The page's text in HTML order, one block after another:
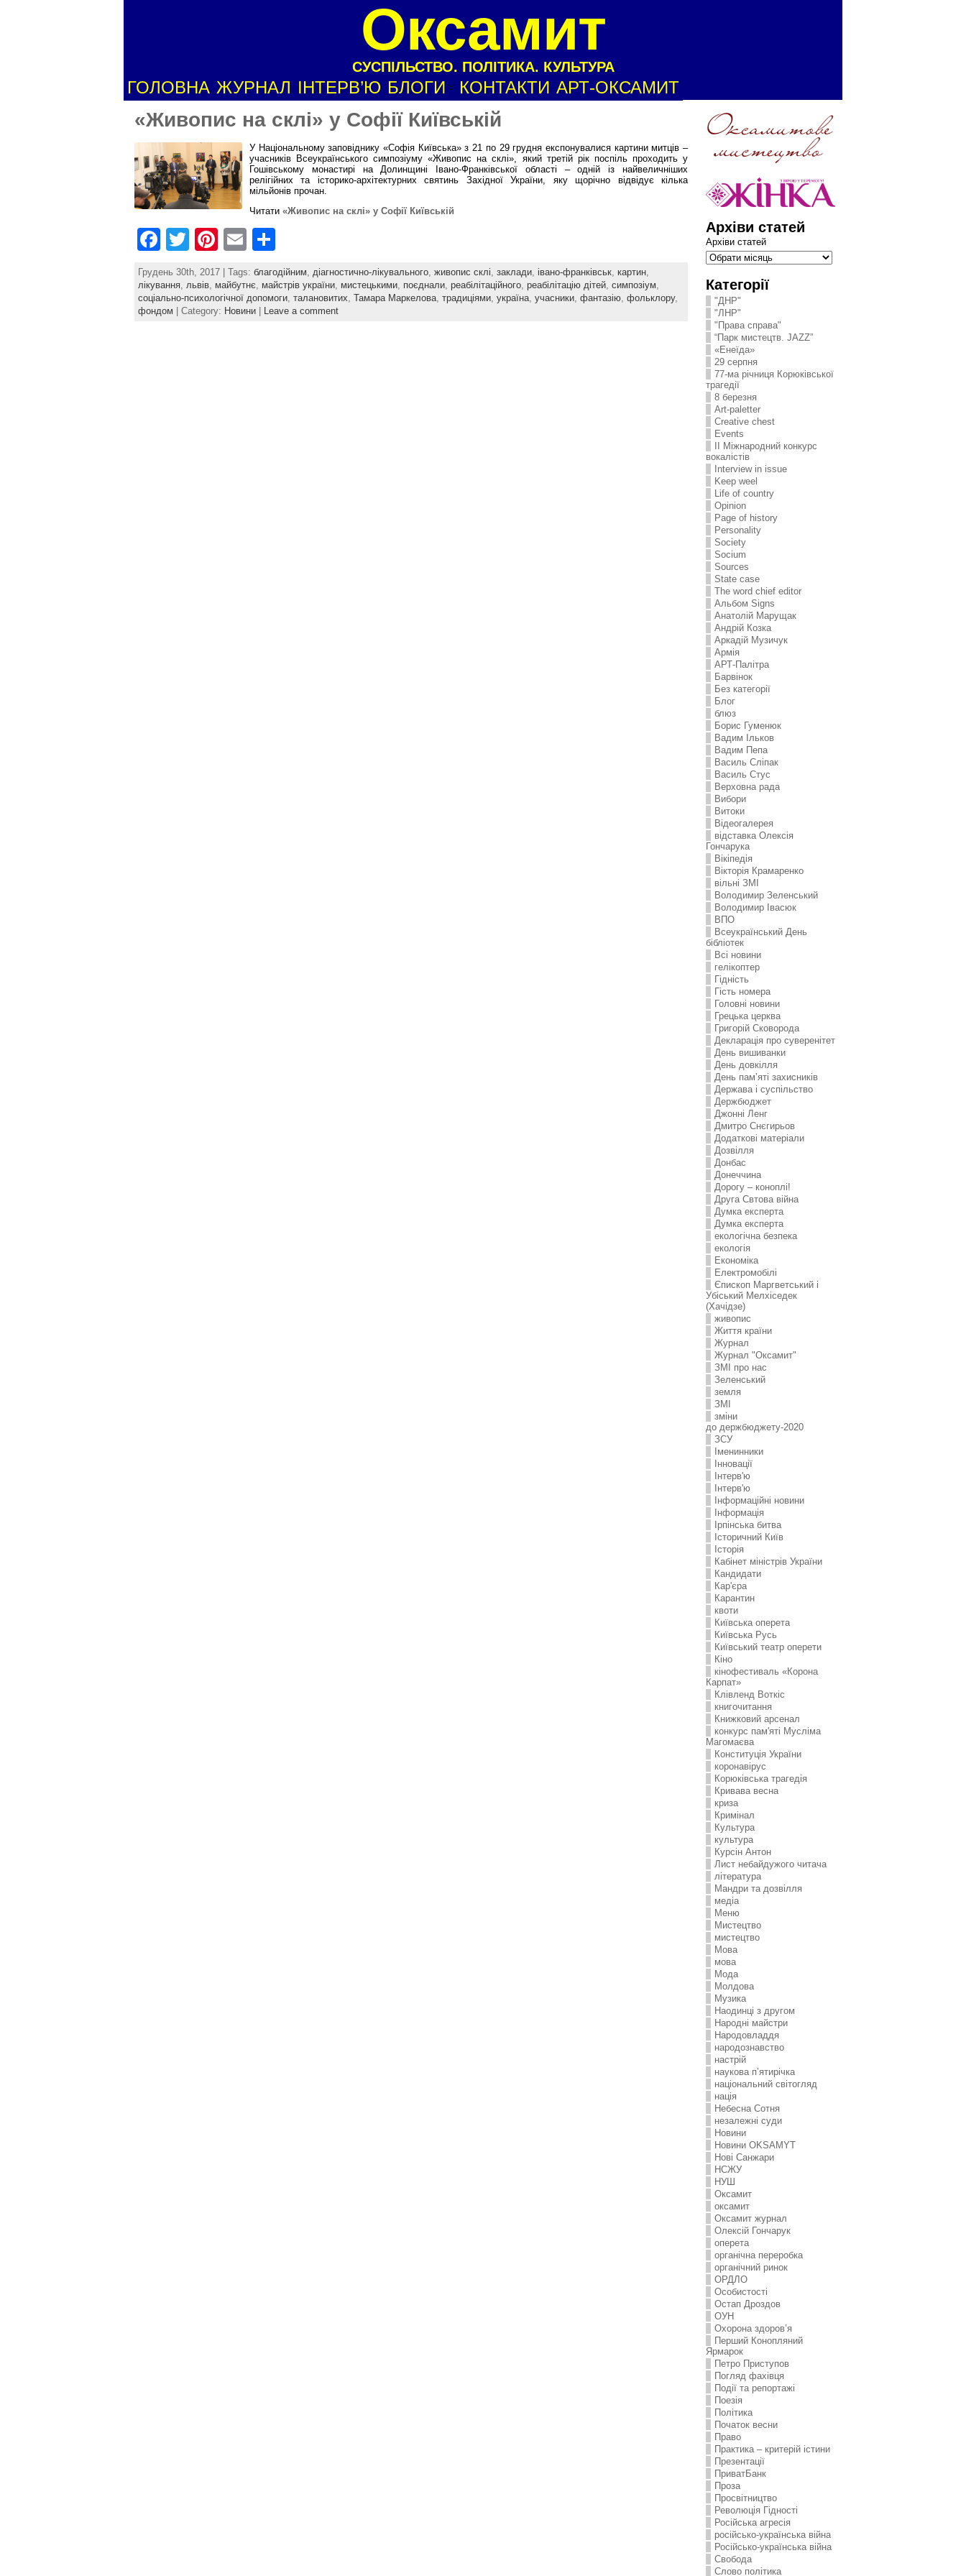
Оксамит
СУСПІЛЬСТВО. ПОЛІТИКА. КУЛЬТУРА
ГОЛОВНА ЖУРНАЛ ІНТЕРВ’Ю БЛОГИ КОНТАКТИ АРТ-ОКСАМИТ
«Живопис на склі» у Софії Київській
У Національному заповіднику «Софія Київська» з 21 по 29 грудня експонувалися картини митців –
учасників Всеукраїнського симпозіуму «Живопис на склі», який третій рік поспіль проходить у
Гошівському монастирі на Долинщині Івано-Франківської області – одній із найвеличніших
релігійних та історико-архітектурних святинь Західної України, яку щорічно відвідує кілька
мільйонів прочан.
Читати «Живопис на склі» у Софії Київській
F
c
e
T
w
itt
er
Pi
nt
er
e
E
m
ai
l
h
ar
e
Грудень 30th, 2017 | Tags: благодійним діагностично-лікувального живопис склі заклади івано-франківськ картин
лікування львів майбутнє майстрів україни мистецькими поєднали реабілітаційного реабілітацію дітей симпозіум
соціально-психологічної допомоги талановитих Тамара Маркелова традиціями україна учасники фантазію фольклору,
фондом | Category: Новини | Leave a comment
Архіви статей
Архіви статей
Категорії
"ДНР"
"ЛНР"
"Права справа"
“Парк мистецтв. JAZZ”
«Енеїда»
29 серпня
77-ма річниця Корюківської
трагедії
8 березня
Art-paletter
Creative chest
Events
II Міжнародний конкурс
вокалістів
Interview in issue
Keep weel
Life of country
Opinion
Page of history
Personality
Society
Socium
Sources
State case
The word chief editor
Альбом Signs
Анатолій Марущак
Андрій Козка
Аркадій Музичук
Армія
АРТ-Палітра
Барвінок
Без категорії
Блог
блюз
Борис Гуменюк
Вадим Ільков
Вадим Пепа
Василь Сліпак
Василь Стус
Верховна рада
Вибори
Витоки
Відеогалерея
відставка Олексія
Гончарука
Вікіпедія
Вікторія Крамаренко
вільні ЗМІ
Володимир Зеленський
Володимир Івасюк
ВПО
Всеукраїнський День
бібліотек
Всі новини
гелікоптер
Гідність
Гість номера
Головні новини
Грецька церква
Григорій Сковорода
Декларація про суверенітет
День вишиванки
День довкілля
День пам’яті захисників
Держава і суспільство
Держбюджет
Джонні Ленг
Дмитро Снєгирьов
Додаткові матеріали
Дозвілля
Донбас
Донеччина
Дорогу – коноплі!
Друга Свтова війна
Думка експерта
Думка експерта
екологічна безпека
екологія
Економіка
Електромобілі
Єпископ Маргветський і
Убіський Мелхіседек
(Хачідзе)
живопис
Життя країни
Журнал
Журнал "Оксамит"
ЗMI про нас
Зеленський
земля
ЗМІ
зміни
до держбюджету-2020
ЗСУ
Іменинники
Інновації
Інтерв'ю
Інтерв'ю
Інформаційні новини
Інформація
Ірпінська битва
Історичний Київ
Історія
Кабінет міністрів України
Кандидати
Кар'єра
Карантин
квоти
Київська оперета
Київська Русь
Київський театр оперети
Кіно
кінофестиваль «Корона
Карпат»
Клівленд Воткіс
книгочитання
Книжковий арсенал
конкурс пам'яті Мусліма
Магомаєва
Конституція України
коронавірус
Корюківська трагедія
Кривава весна
криза
Кримінал
Культура
культура
Курсін Антон
Лист небайдужого читача
література
Мандри та дозвілля
медіа
Меню
Мистецтво
мистецтво
Мова
мова
Мода
Молдова
Музика
Наодинці з другом
Народні майстри
Народовладдя
народознавство
настрій
наукова п’ятирічка
національний світогляд
нація
Небесна Сотня
незалежні суди
Новини
Новини OKSAMYT
Нові Санжари
НСЖУ
НУШ
Оксамит
оксамит
Оксамит журнал
Олексій Гончарук
оперета
органічна переробка
органічний ринок
ОРДЛО
Особистості
Остап Дроздов
ОУН
Охорона здоров’я
Перший Конопляний
Ярмарок
Петро Приступов
Погляд фахівця
Події та репортажі
Поезія
Політика
Початок весни
Право
Практика – критерій істини
Презентації
ПриватБанк
Проза
Просвітництво
Революція Гідності
Російська агресія
російсько-українська війна
Російсько-українська війна
Свобода
Слово політика